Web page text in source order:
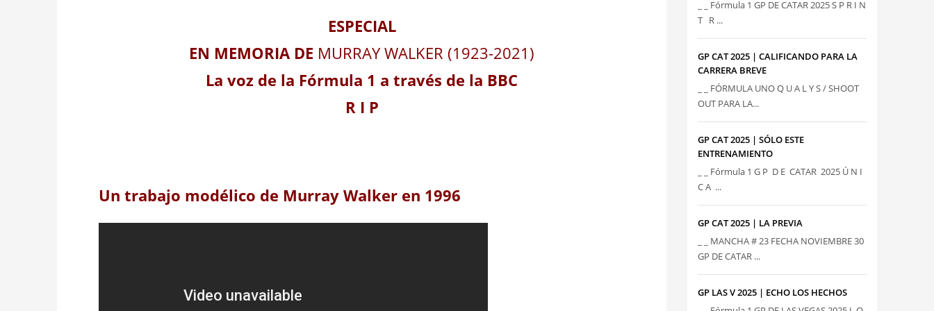
ESPECIAL
EN MEMORIA DE MURRAY WALKER (1923-2021)
La voz de la Fórmula 1 a través de la BBC
R I P
Un trabajo modélico de Murray Walker en 1996
_ _ Fórmula 1 GP DE CATAR 2025 S P R I N
T R ...
GP CAT 2025 | CALIFICANDO PARA LA
CARRERA BREVE
_ _ FÓRMULA UNO Q U A L Y S / SHOOT
OUT PARA LA...
GP CAT 2025 | SÓLO ESTE
ENTRENAMIENTO
_ _ Fórmula 1 G P D E CATAR 2025 Ú N I
C A ...
GP CAT 2025 | LA PREVIA
_ _ MANCHA # 23 FECHA NOVIEMBRE 30
GP DE CATAR ...
GP LAS V 2025 | ECHO LOS HECHOS